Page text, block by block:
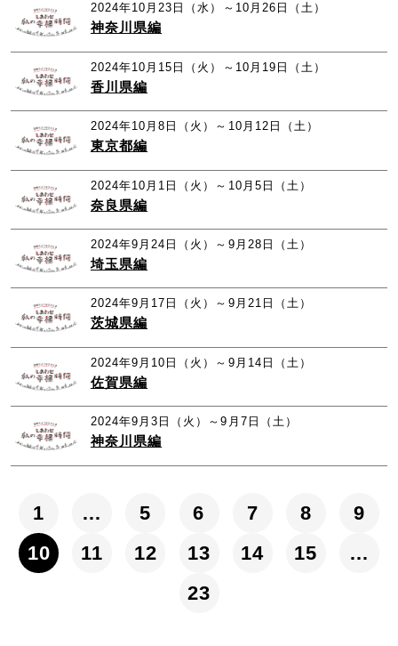
2024年10月23日（水）～10月26日（土）
神奈川県編
2024年10月15日（火）～10月19日（土）
香川県編
2024年10月8日（火）～10月12日（土）
東京都編
2024年10月1日（火）～10月5日（土）
奈良県編
2024年9月24日（火）～9月28日（土）
埼玉県編
2024年9月17日（火）～9月21日（土）
茨城県編
2024年9月10日（火）～9月14日（土）
佐賀県編
2024年9月3日（火）～9月7日（土）
神奈川県編
1 … 5 6 7 8
9
10
11 12 13 14 15
…
23